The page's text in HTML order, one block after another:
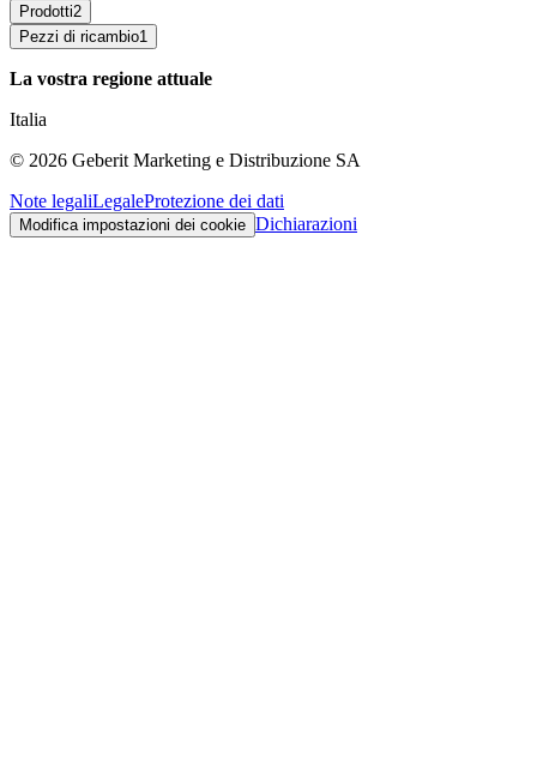
Prodotti2
Pezzi di ricambio1
La vostra regione attuale
Italia
© 2026 Geberit Marketing e Distribuzione SA
Note legaliLegaleProtezione dei dati
Modifica impostazioni dei cookie Dichiarazioni